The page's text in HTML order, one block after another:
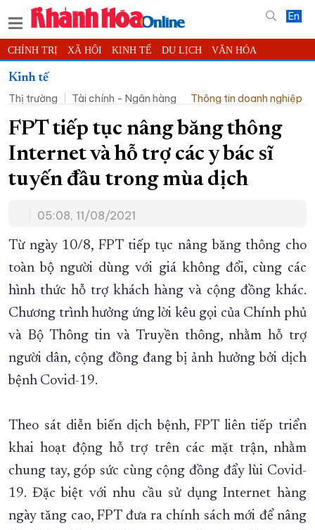
En
CHÍNH TRỊ XÃ HỘI KINH TẾ DU LỊCH VĂN HÓA
THỂ THAO
KHOA HỌC - CÔNG NGHỆ PHÁP LUẬT BẠN ĐỌC PHÓNG SỰ
THẾ GIỚI MULTIMEDIA VIDEO ĐỌC BÁO ONLINE
PODCAST THÔNG TIN - QUẢNG CÁO
QUY HOẠCH TỈNH KHÁNH HÒA
CHUNG TAY CẢI CÁCH HÀNH CHÍNH
XÂY DỰNG NÔNG THÔN MỚI LỊCH CẮT ĐIỆN
TÀU - XE - MÁY BAY
KỶ NIỆM 370 NĂM XÂY DỰNG VÀ PHÁT TRIỂN TỈNH KHÁNH HÒA
KHOẢNH KHẮC ĐẸP XỨ TRẦM
XÂY DỰNG KHÁNH HÒA TRỞ THÀNH THÀNH PHỐ TRỰC THUỘC
ĐẠI HỘI ĐẢNG CÁC CẤP TRANG CHỦ VỀ BÁO KHÁNH HÒA
Kinh tế
Thị trường
Tài chính - Ngân hàng Thông tin doanh nghiệp
FPT tiếp tục nâng băng thông
Internet và hỗ trợ các y bác sĩ
tuyến đầu trong mùa dịch
05:08, 11/08/2021
Từ ngày 10/8, FPT tiếp tục nâng băng thông cho
toàn bộ người dùng với giá không đổi, cùng các
hình thức hỗ trợ khách hàng và cộng đồng khác.
Chương trình hưởng ứng lời kêu gọi của Chính phủ
và Bộ Thông tin và Truyền thông, nhằm hỗ trợ
người dân, cộng đồng đang bị ảnh hưởng bởi dịch
bệnh Covid-19.
Theo sát diễn biến dịch bệnh, FPT liên tiếp triển
khai hoạt động hỗ trợ trên các mặt trận, nhằm
chung tay, góp sức cùng cộng đồng đẩy lùi Covid-
19. Đặc biệt với nhu cầu sử dụng Internet hàng
ngày tăng cao, FPT đưa ra chính sách mới để nâng